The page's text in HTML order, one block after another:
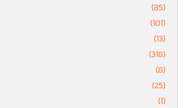
(85)
(101)
(13)
(318)
(8)
(25)
(1)